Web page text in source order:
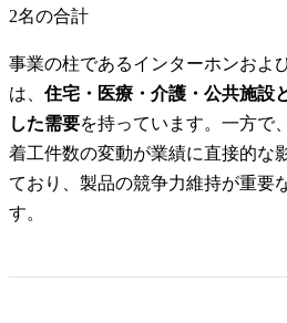
2名の合計
事業の柱であるインターホンおよ
は、 住宅・医療・介護・公共施設
した需要を持っています。一方で
着工件数の変動が業績に直接的な
ており、製品の競争力維持が重要
す。